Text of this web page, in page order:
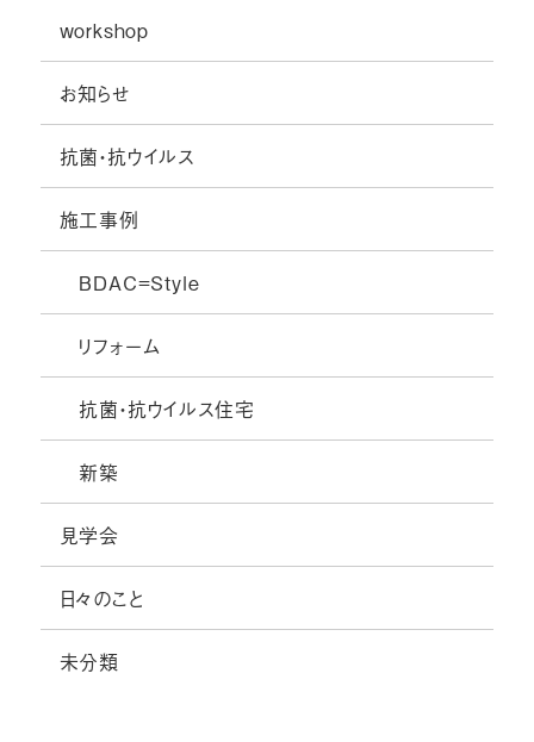
workshop
お知らせ
抗菌・抗ウイルス
施工事例
BDAC=Style
リフォーム
抗菌・抗ウイルス住宅
新築
見学会
日々のこと
未分類